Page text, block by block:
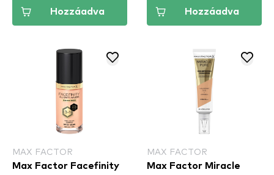
Hozzáadva Hozzáadva
MAX FACTOR
Max Factor Facefinity
MAX FACTOR
Max Factor Miracle